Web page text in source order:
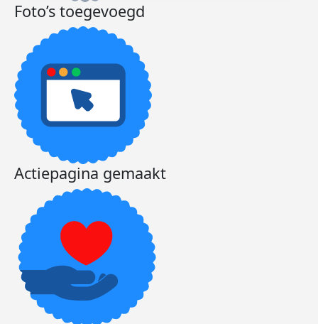
Foto’s toegevoegd
Actiepagina gemaakt